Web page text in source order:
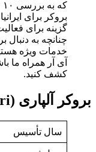
بروکر برای
گزینه برای
چنانچه به دنبال
خدمات ویژه
کشف کنید.
بروکر آلپاری (Alpari)
سال تأسیس